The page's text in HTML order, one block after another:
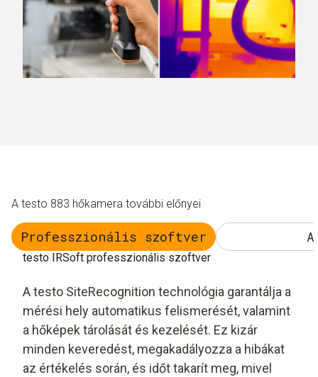
A testo 883 hőkamera további előnyei
Professzionális szoftver
testo IRSoft professzionális szoftver
A testo SiteRecognition technológia garantálja a
mérési hely automatikus felismerését, valamint
a hőképek tárolását és kezelését. Ez kizár
minden keveredést, megakadályozza a hibákat
az értékelés során, és időt takarít meg, mivel